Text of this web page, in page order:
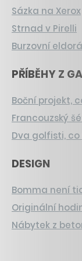
Sázka na Xerox
Strnad v Pirelli
Burzovní
PŘÍBĚHY Z
Boční projekt,
Francouzský
Dva golfisti, co
DESIGN
Bomma není
Originální
Nábytek z